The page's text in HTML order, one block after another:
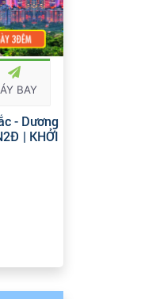
BAY
- Dương
| KHỞI